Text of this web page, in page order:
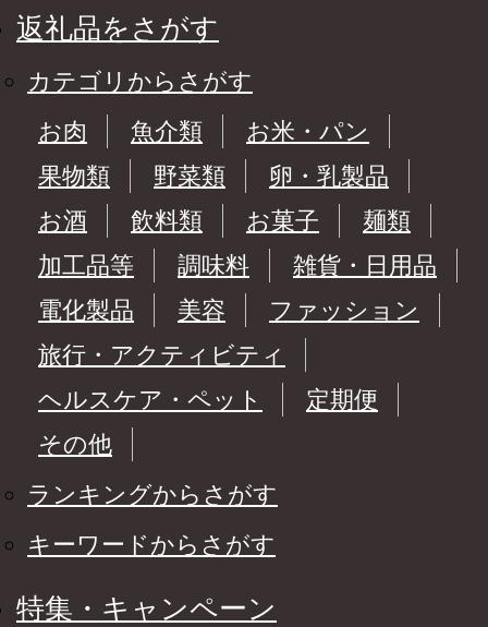
返礼品をさがす
カテゴリからさがす
お肉
魚介類
お米・パン
果物類
野菜類
卵・乳製品
お酒
飲料類 お菓子
麺類
加工品等
調味料
雑貨・日用品
電化製品
美容
ファッション
旅行・アクティビティ
ヘルスケア・ペット
定期便
その他
ランキングからさがす
キーワードからさがす
特集・キャンペーン